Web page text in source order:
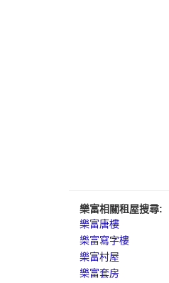
樂富相關租屋搜尋:
樂富唐樓
樂富寫字樓
樂富村屋
樂富套房